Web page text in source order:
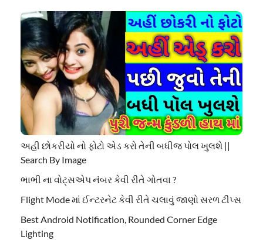
અહી છોકરીયો નો ફોટો એડ કરો તેની બધીજ પોલ ખુલશે ||
Search By Image
ભાભી ના વોટ્સએપ નંબર કેવી રીતે ગોતવા ?
Flight Mode માં ઈન્ટરનેટ કેવી રીતે ચલાવું જાણો સરળ ટીપ્સ
Best Android Notification, Rounded Corner Edge
Lighting